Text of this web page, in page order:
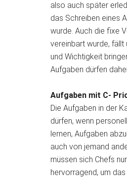
also auch später
das Schreiben eines
wurde. Auch die fixe
vereinbart wurde, fällt
und Wichtigkeit
Aufgaben dürfen
Aufgaben mit C-
Die Aufgaben in der
dürfen, wenn
lernen, Aufgaben
auch von jemand
müssen sich Chefs
hervorragend, um